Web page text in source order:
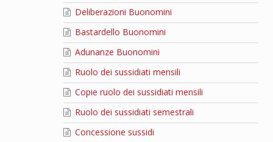
Deliberazioni Buonomini
Bastardello Buonomini
Adunanze Buonomini
Ruolo dei sussidiati mensili
Copie ruolo dei sussidiati mensili
Ruolo dei sussidiati semestrali
Concessione sussidi